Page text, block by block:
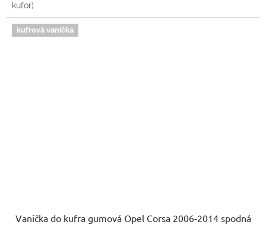
kufor)
kufrová vanička
Vanička do kufra gumová Opel Corsa 2006-2014 spodná